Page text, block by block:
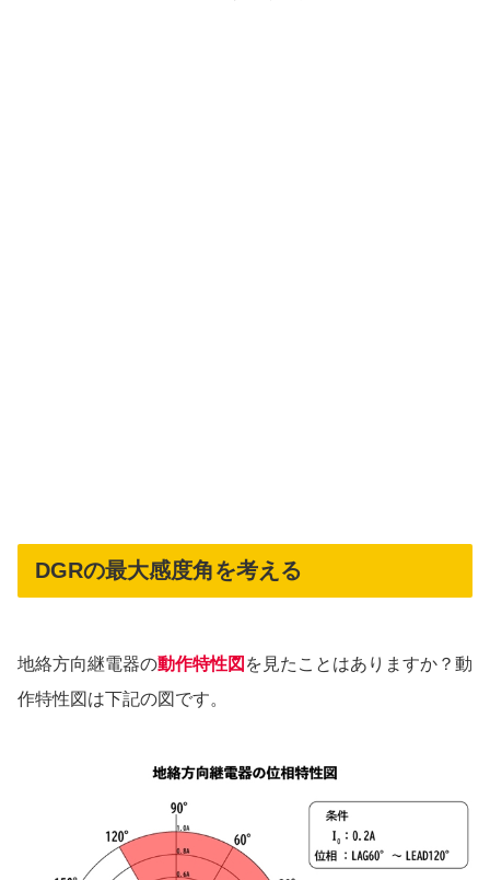
DGRの最大感度角を考える
地絡方向継電器の動作特性図 を見たことはありますか？動
作特性図は下記の図です。